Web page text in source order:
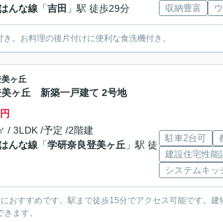
んな線 「吉田 」駅 徒歩29分
収納豊富
。お料理の後片付けに便利な食洗機付き。
ヶ丘
美ヶ丘 新築一戸建て 2号地
/ 3LDK /予定 /2階建
んな線 「学研奈良登美ヶ丘 」駅 徒
駐車2台可
建設住宅性能
システムキッ
おすすめです。駅まで徒歩15分でアクセス可能です。
ます。